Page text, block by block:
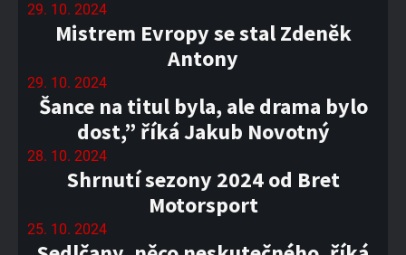
29. 10. 2024
Mistrem Evropy se stal Zdeněk
Antony
29. 10. 2024
Šance na titul byla, ale drama bylo
dost,” říká Jakub Novotný
28. 10. 2024
Shrnutí sezony 2024 od Bret
Motorsport
25. 10. 2024